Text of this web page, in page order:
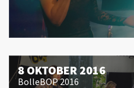
8 OKTOBER 2016
BolleBOP 2016